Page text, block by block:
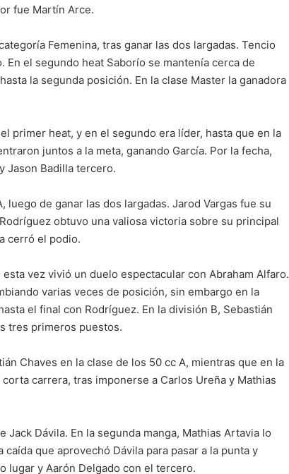
fue Martín Arce.
Femenina, tras ganar las dos largadas. Tencio
el segundo heat Saborío se mantenía cerca de
la segunda posición. En la clase Master la ganadora
primer heat, y en el segundo era líder, hasta que en la
juntos a la meta, ganando García. Por la fecha,
Jason Badilla tercero.
de ganar las dos largadas. Jarod Vargas fue su
obtuvo una valiosa victoria sobre su principal
cerró el podio.
vez vivió un duelo espectacular con Abraham Alfaro.
varias veces de posición, sin embargo en la
el final con Rodríguez. En la división B, Sebastián
tres primeros puestos.
Chaves en la clase de los 50 cc A, mientras que en la
carrera, tras imponerse a Carlos Ureña y Mathias
Dávila. En la segunda manga, Mathias Artavia lo
que aprovechó Dávila para pasar a la punta y
lugar y Aarón Delgado con el tercero.